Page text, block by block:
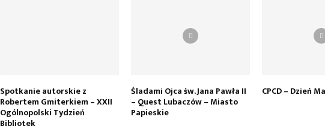
Spotkanie autorskie z
Robertem Gmiterkiem – XXII
Ogólnopolski Tydzień
Bibliotek
Śladami Ojca św. Jana Pawła II
– Quest Lubaczów – Miasto
Papieskie
CPCD – Dzień